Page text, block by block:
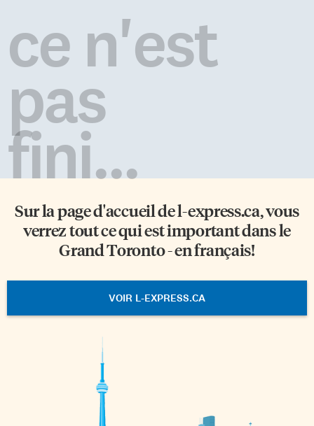
ce n'est
pas
fini...
Sur la page d'accueil del-express.ca, vous
verrez tout ce qui est important dans le
Grand Toronto - en français!
VOIR L-EXPRESS.CA